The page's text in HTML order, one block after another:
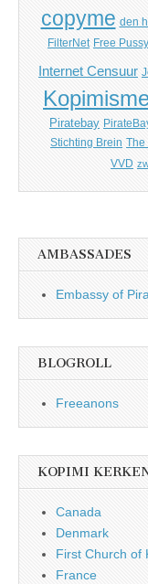
copyme den
FilterNet Free
Internet Censuur
Piratebay
Stichting Brein The
VVD
AMBASSADES
Embassy of
BLOGROLL
Freeanons
KOPIMI
Canada
Denmark
First Church of
France